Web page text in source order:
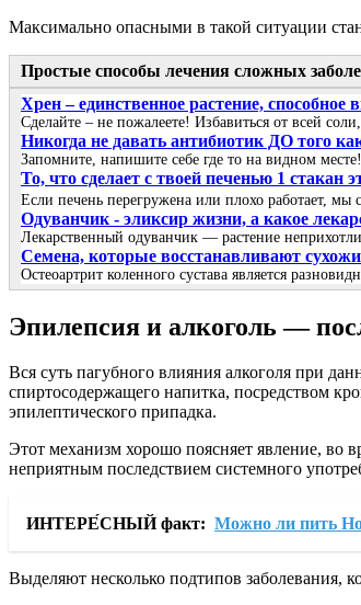
Максимально опасными в такой ситуации
Простые способы лечения сложных
Хрен – единственное растение,
Сделайте – не пожалеете! Избавиться от всей
Никогда не давать антибиотик ДО того
Запомните, напишите себе где то на видном
То, что сделает с твоей печенью 1
Если печень перегружена или плохо работает,
Одуванчик - эликсир жизни, а какое
Лекарственный одуванчик — растение
Семена, которые восстанавливают
Остеоартрит коленного сустава является
Эпилепсия и алкоголь —
Вся суть пагубного влияния алкоголя при
спиртосодержащего напитка, посредством
эпилептического припадка.
Этот механизм хорошо поясняет явление, во
неприятным последствием системного
ИНТЕРЕ́СНЫЙ факт: Можно ли пить
Выделяют несколько подтипов заболевания,